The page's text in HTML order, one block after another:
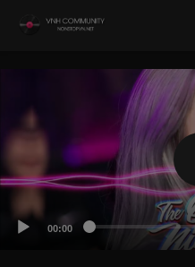
00:00